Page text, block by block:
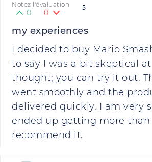
5
Notez l'évaluation
0 0
my experiences
I decided to buy Mario
to say I was a bit skeptical
thought; you can try it out.
went smoothly and the
delivered quickly. I am very
ended up getting more than
recommend it.